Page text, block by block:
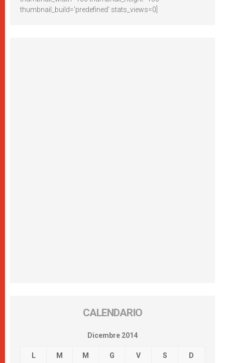
thumbnail_build='predefined' stats_views=0]
CALENDARIO
Dicembre 2014
L M M G V S D